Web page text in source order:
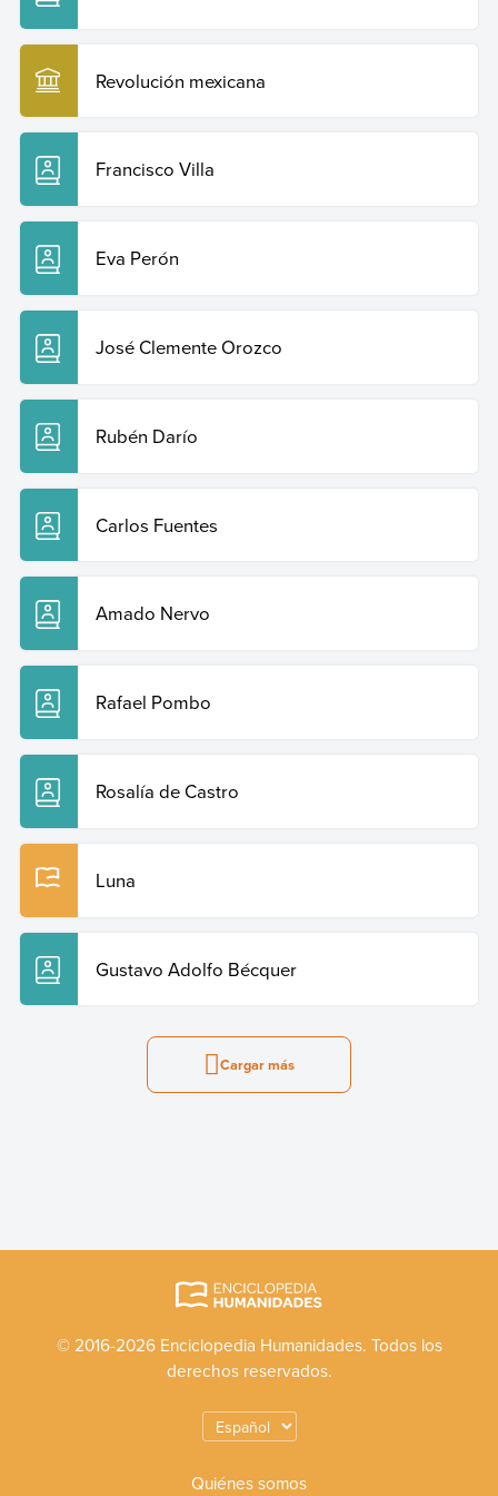
Copiar cita
Revolución mexicana
Francisco Villa
Eva Perón
José Clemente Orozco
Rubén Darío
Carlos Fuentes
Amado Nervo
Rafael Pombo
Rosalía de Castro
Luna
Gustavo Adolfo Bécquer
Cargar más
© 2016-2026 Enciclopedia Humanidades. Todos los
derechos reservados.
Quiénes somos